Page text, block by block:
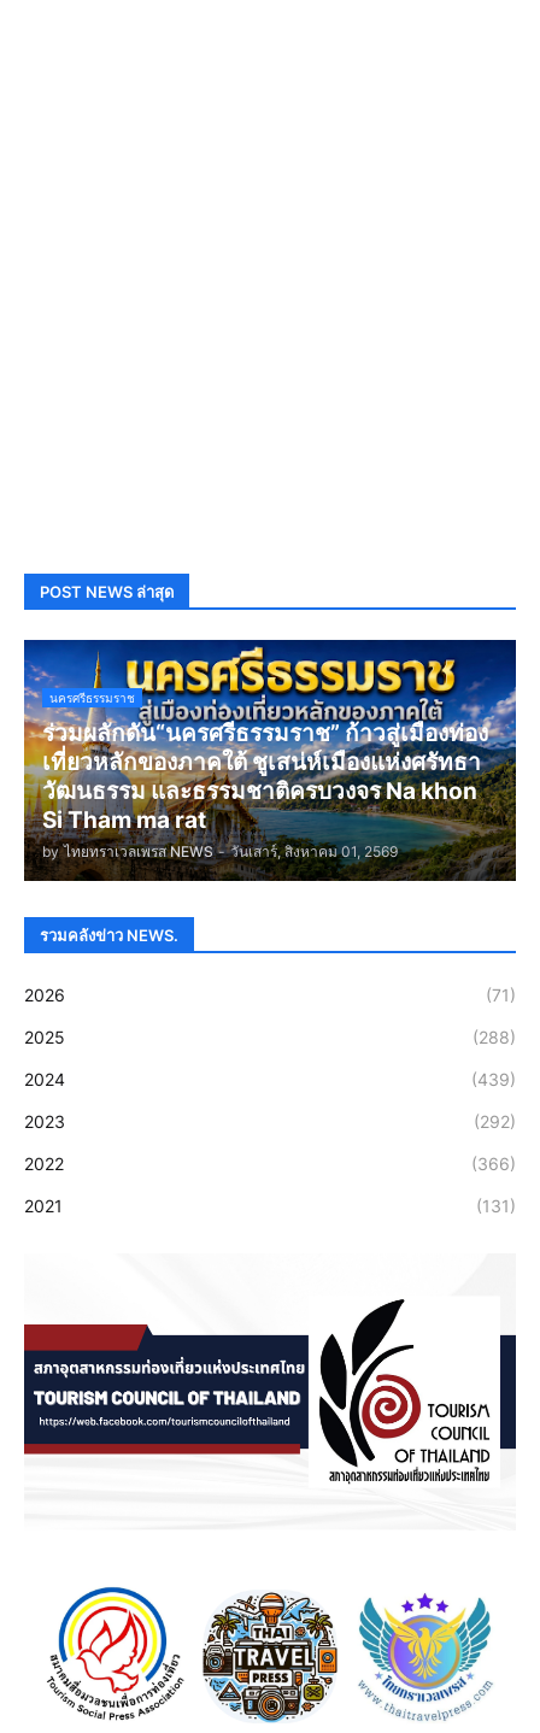
POST NEWS ล่าสุด
นครศรีธรรมราช
ร่วมผลักดัน“นครศรีธรรมราช” ก้าวสู่เมืองท่อง
เที่ยวหลักของภาคใต้ ชูเสน่ห์เมืองแห่งศรัทธา
วัฒนธรรม และธรรมชาติครบวงจร Na khon
Si Tham ma rat
by ไทยทราเวลเพรส NEWS - วันเสาร์, สิงหาคม 01, 2569
รวมคลังข่าว NEWS.
2026 (71)
2025 (288)
2024 (439)
2023 (292)
2022 (366)
2021 (131)